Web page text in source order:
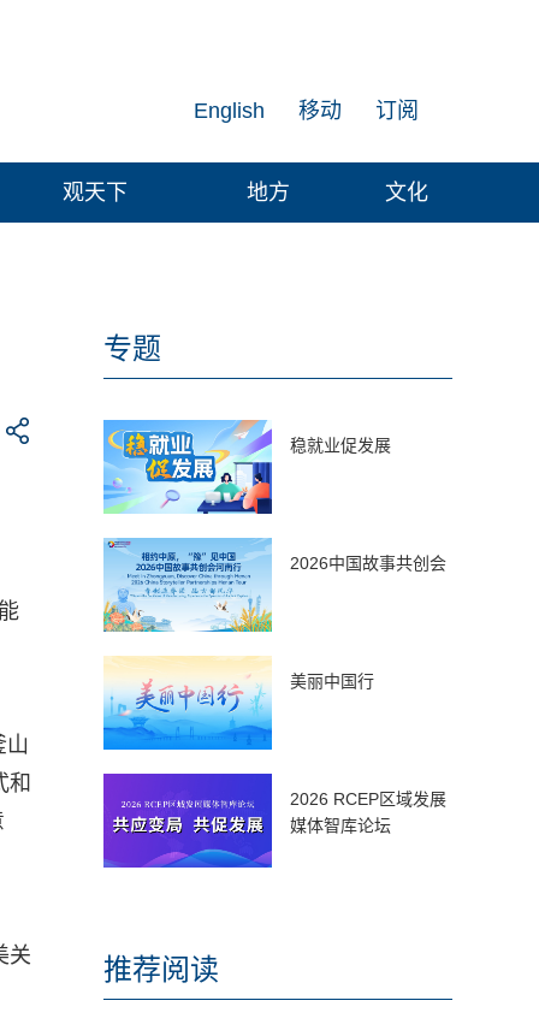
订阅
移动
English
观天下 地方 文化
山
和
关
专题
稳就业促发展
2026中国故事共创会
美丽中国行
2026 RCEP区域发展
媒体智库论坛
推荐阅读